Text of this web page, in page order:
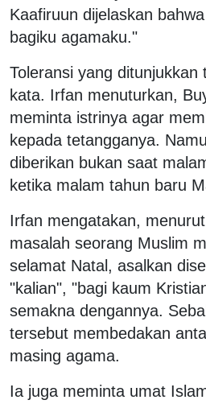
Kaafiruun dijelaskan
bagiku agamaku."
Toleransi yang ditunjukkan
kata. Irfan menuturkan,
meminta istrinya agar
kepada tetangganya.
diberikan bukan saat
ketika malam tahun baru
Irfan mengatakan,
masalah seorang Muslim
selamat Natal, asalkan
"kalian", "bagi kaum
semakna dengannya.
tersebut membedakan
masing agama.
Ia juga meminta umat